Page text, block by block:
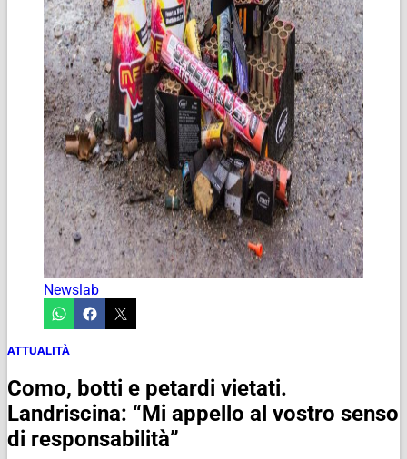
Newslab
ATTUALITÀ
Como, botti e petardi vietati.
Landriscina: “Mi appello al vostro senso
di responsabilità”